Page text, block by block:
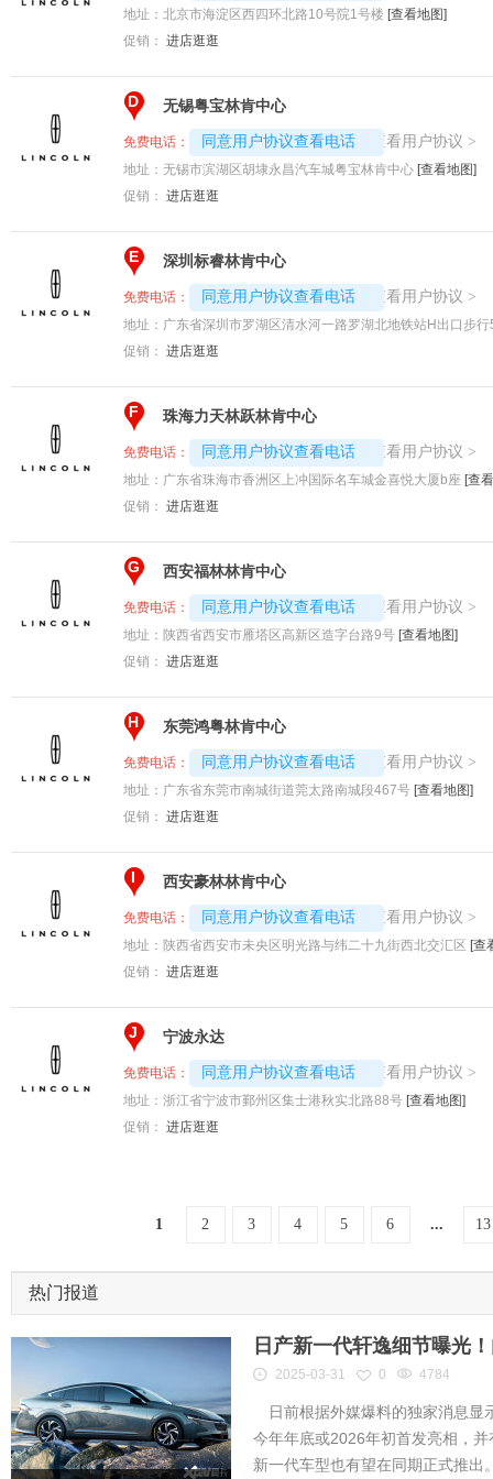
地址： 北京市海淀区西四环北路10号院1号楼 [查看地图]
促销： 进店逛逛
D 无锡粤宝林肯中心
免费电话： 同意用户协议查看电话
4008194313-5471 查看用户协议 >
地址： 无锡市滨湖区胡埭永昌汽车城粤宝林肯中心 [查看地图]
促销： 进店逛逛
E 深圳标睿林肯中心
免费电话： 同意用户协议查看电话
4008194313-5263 查看用户协议 >
地址： 广东省深圳市罗湖区清水河一路罗湖北地铁站H出口步
促销： 进店逛逛
F 珠海力天林跃林肯中心
免费电话： 同意用户协议查看电话
4008194313-4624 查看用户协议 >
地址： 广东省珠海市香洲区上冲国际名车城金喜悦大厦b座 [查
促销： 进店逛逛
G 西安福林林肯中心
免费电话： 同意用户协议查看电话
4008194313-5334 查看用户协议 >
地址： 陕西省西安市雁塔区高新区造字台路9号 [查看地图]
促销： 进店逛逛
H 东莞鸿粤林肯中心
免费电话： 同意用户协议查看电话
4008194313-3368 查看用户协议 >
地址： 广东省东莞市南城街道莞太路南城段467号 [查看地图]
促销： 进店逛逛
I 西安豪林林肯中心
免费电话： 同意用户协议查看电话
4008194313-2548 查看用户协议 >
地址： 陕西省西安市未央区明光路与纬二十九街西北交汇区 [查
促销： 进店逛逛
J 宁波永达
免费电话： 同意用户协议查看电话
4008194313-2313 查看用户协议 >
地址： 浙江省宁波市鄞州区集士港秋实北路88号 [查看地图]
促销： 进店逛逛
1 2 3 4 5 6 ... 13
热门报道
日产新一代轩逸细节曝光
2025-03-31 0 4784
日前根据外媒爆料的独家消息显
今年年底或2026年初首发亮相，
新一代车型也有望在同期正式推出